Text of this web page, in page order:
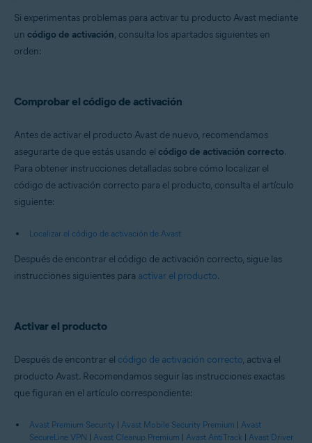
Si experimentas problemas para activar tu producto Avast mediante
un código de activación, consulta los apartados siguientes en
orden:
Comprobar el código de activación
Antes de activar el producto Avast de nuevo, recomendamos
asegurarte de que estás usando el código de activación correcto.
Para obtener instrucciones detalladas sobre cómo localizar el
código de activación correcto para el producto, consulta el artículo
siguiente:
Localizar el código de activación de Avast
Después de encontrar el código de activación correcto, sigue las
instrucciones siguientes para activar el producto.
Activar el producto
Después de encontrar el código de activación correcto, activa el
producto Avast. Recomendamos seguir las instrucciones exactas
que figuran en el artículo correspondiente:
Avast Premium Security | Avast Mobile Security Premium | Avast
SecureLine VPN | Avast Cleanup Premium | Avast AntiTrack | Avast Driver